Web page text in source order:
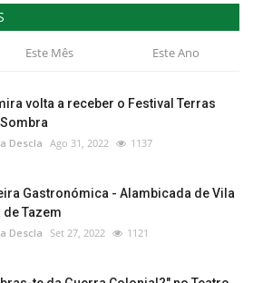
Este Mês Este Ano
volta a receber o Festival Terras
Descla Ago 31, 2022 1137
Gastronómica - Alambicada de Vila
de Tazem
Descla Set 27, 2022 1121